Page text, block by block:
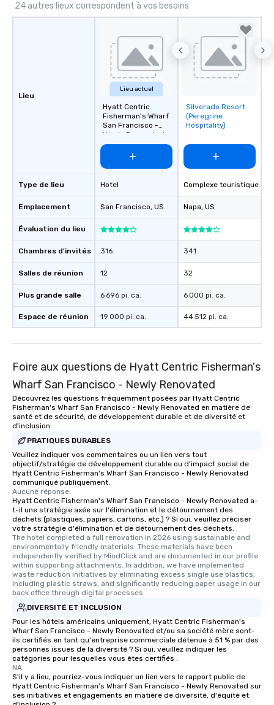
24 autres lieux correspondent à vos besoins
Lieu
Type de lieu
Emplacement
Évaluation du lieu
Chambres d'invités
Salles de réunion
Plus grande salle
Espace de réunion
Lieu actuel
Hyatt Centric
Fisherman's Wharf
San Francisco -
Newly Renovated
Hotel
San Francisco, US
316
12
6 696 pi. ca.
19 000 pi. ca.
Removed from
favorites
Silverado Resort
(Peregrine
Hospitality)
Complexe touristique
Napa, US
341
32
6 000 pi. ca.
44 512 pi. ca.
Foire aux questions de Hyatt Centric Fisherman's
Wharf San Francisco - Newly Renovated
Découvrez les questions fréquemment posées par Hyatt Centric
Fisherman's Wharf San Francisco - Newly Renovated en matière de
santé et de sécurité, de développement durable et de diversité et
d'inclusion.
PRATIQUES DURABLES
Veuillez indiquer vos commentaires ou un lien vers tout
objectif/stratégie de développement durable ou d'impact social de
Hyatt Centric Fisherman's Wharf San Francisco - Newly Renovated
communiqué publiquement.
Aucune réponse.
Hyatt Centric Fisherman's Wharf San Francisco - Newly Renovated a-
t-il une stratégie axée sur l'élimination et le détournement des
déchets (plastiques, papiers, cartons, etc.) ? Si oui, veuillez préciser
votre stratégie d'élimination et de détournement des déchets.
The hotel completed a full renovation in 2026 using sustainable and
environmentally friendly materials. These materials have been
independently verified by MindClick and are documented in our profile
within supporting attachments. In addition, we have implemented
waste reduction initiatives by eliminating excess single use plastics,
including plastic straws, and significantly reducing paper usage in our
back office through digital processes.
DIVERSITÉ ET INCLUSION
Pour les hôtels américains uniquement, Hyatt Centric Fisherman's
Wharf San Francisco - Newly Renovated et/ou sa société mère sont-
ils certifiés en tant qu'entreprise commerciale détenue à 51 % par des
personnes issues de la diversité ? Si oui, veuillez indiquer les
catégories pour lesquelles vous êtes certifiés :
NA
S'il y a lieu, pourriez-vous indiquer un lien vers le rapport public de
Hyatt Centric Fisherman's Wharf San Francisco - Newly Renovated sur
ses initiatives et engagements en matière de diversité, d'équité et